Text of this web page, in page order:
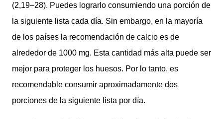
(2,19–28). Puedes lograrlo consumiendo una porción de
la siguiente lista cada día. Sin embargo, en la mayoría
de los países la recomendación de calcio es de
alrededor de 1000 mg. Esta cantidad más alta puede ser
mejor para proteger los huesos. Por lo tanto, es
recomendable consumir aproximadamente dos
porciones de la siguiente lista por día.